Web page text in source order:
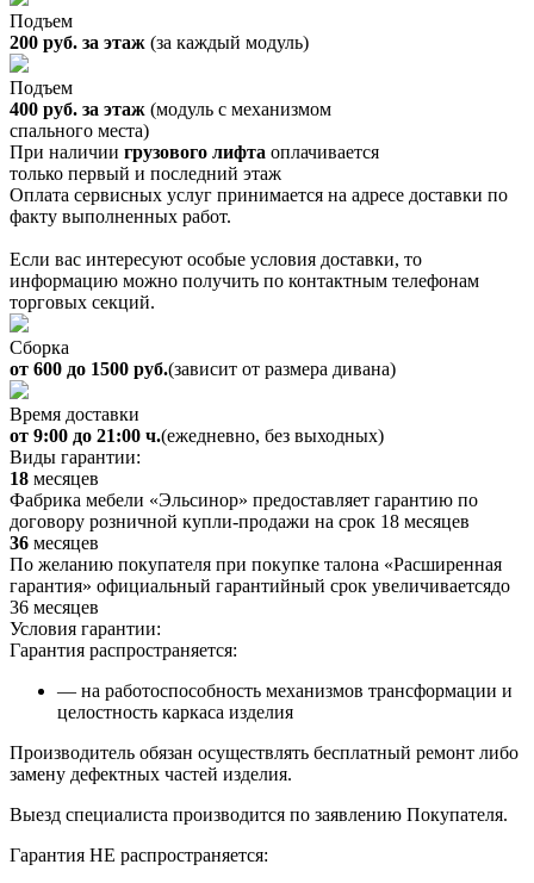
Подъем
200 руб. за этаж (за каждый модуль)
Подъем
400 руб. за этаж (модуль с механизмом
спального места)
При наличии грузового лифта оплачивается
только первый и последний этаж
Оплата сервисных услуг принимается на адресе доставки по
факту выполненных работ.
Если вас интересуют особые условия доставки, то
информацию можно получить по контактным телефонам
торговых секций.
Сборка
от 600 до 1500 руб.(зависит от размера дивана)
Время доставки
от 9:00 до 21:00 ч.(ежедневно, без выходных)
Виды гарантии:
18 месяцев
Фабрика мебели «Эльсинор» предоставляет гарантию по
договору розничной купли-продажи на срок 18 месяцев
36 месяцев
По желанию покупателя при покупке талона «Расширенная
гарантия» официальный гарантийный срок увеличиваетсядо
36 месяцев
Условия гарантии:
Гарантия распространяется:
— на работоспособность механизмов трансформации и
целостность каркаса изделия
Производитель обязан осуществлять бесплатный ремонт либо
замену дефектных частей изделия.
Выезд специалиста производится по заявлению Покупателя.
Гарантия НЕ распространяется: